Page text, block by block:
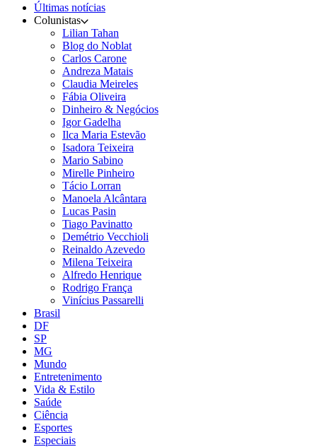
Últimas notícias
Colunistas
Lilian Tahan
Blog do Noblat
Carlos Carone
Andreza Matais
Claudia Meireles
Fábia Oliveira
Dinheiro & Negócios
Igor Gadelha
Ilca Maria Estevão
Isadora Teixeira
Mario Sabino
Mirelle Pinheiro
Tácio Lorran
Manoela Alcântara
Lucas Pasin
Tiago Pavinatto
Demétrio Vecchioli
Reinaldo Azevedo
Milena Teixeira
Alfredo Henrique
Rodrigo França
Vinícius Passarelli
Brasil
DF
SP
MG
Mundo
Entretenimento
Vida & Estilo
Saúde
Ciência
Esportes
Especiais